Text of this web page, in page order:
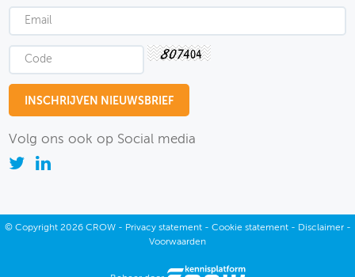
Volg ons ook op Social media
© Copyright2026 CROW - Privacy statement- Cookie statement- Disclaimer-
Voorwaarden